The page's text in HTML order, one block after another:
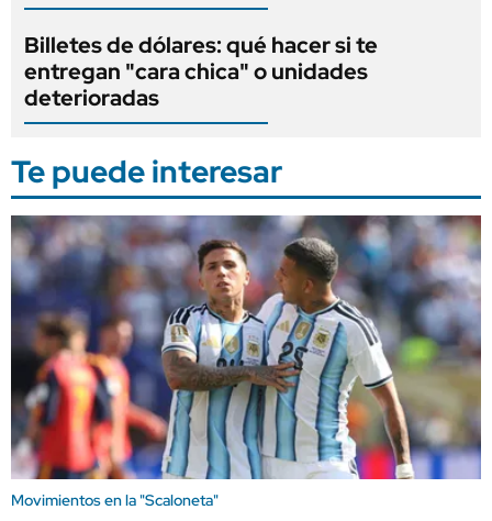
Billetes de dólares: qué hacer si te
entregan "cara chica" o unidades
deterioradas
Te puede interesar
Movimientos en la "Scaloneta"